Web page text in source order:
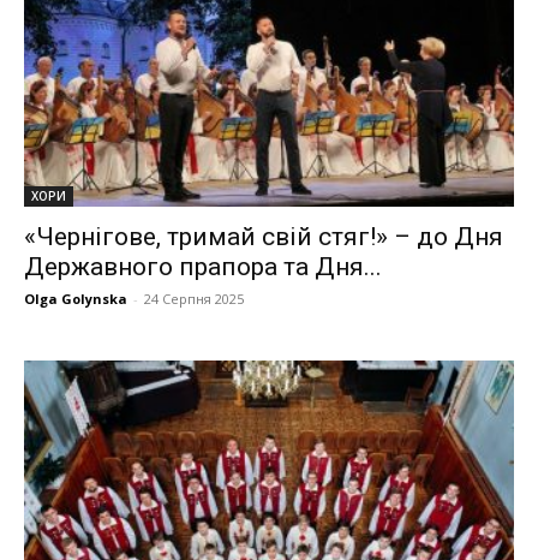
ХОРИ
«Чернігове, тримай свій стяг!» – до Дня
Державного прапора та Дня...
Olga Golynska - 24 Серпня 2025